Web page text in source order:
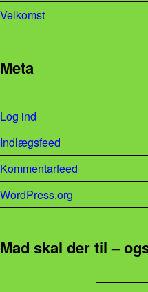
Velkomst
Meta
Log ind
Indlægsfeed
Kommentarfeed
WordPress.org
Mad skal der til –